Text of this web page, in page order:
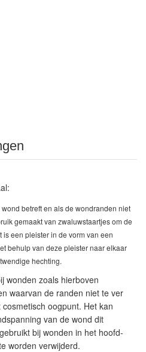
betreft en als de wondranden niet
gemaakt van zwaluwstaartjes om de
een pleister in de vorm van een
behulp van deze pleister naar elkaar
hechting.
wonden zoals hierboven
waarvan de randen niet te ver
oogpunt. Het kan
van de wond dit
bij wonden in het hoofd-
worden verwijderd.